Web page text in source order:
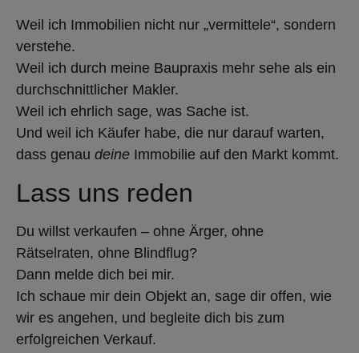
Weil ich Immobilien nicht nur „vermittele“, sondern
verstehe.
Weil ich durch meine Baupraxis mehr sehe als ein
durchschnittlicher Makler.
Weil ich ehrlich sage, was Sache ist.
Und weil ich Käufer habe, die nur darauf warten,
dass genau deine Immobilie auf den Markt kommt.
Lass uns reden
Du willst verkaufen – ohne Ärger, ohne
Rätselraten, ohne Blindflug?
Dann melde dich bei mir.
Ich schaue mir dein Objekt an, sage dir offen, wie
wir es angehen, und begleite dich bis zum
erfolgreichen Verkauf.